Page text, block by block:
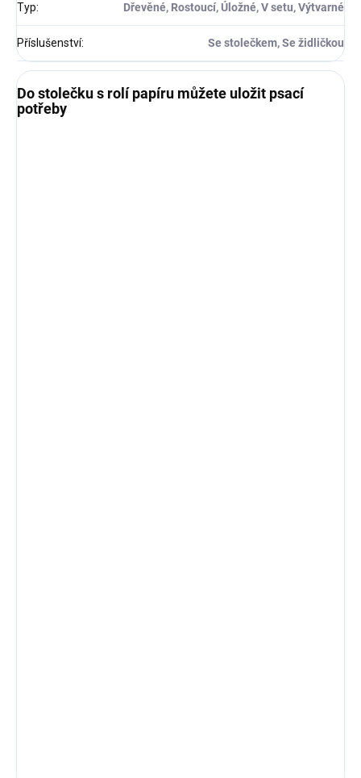
Typ: Dřevěné, Rostoucí, Úložné, V setu, Výtvarné
Příslušenství: Se stolečkem, Se židličkou
Do stolečku s rolí papíru můžete uložit psací
potřeby